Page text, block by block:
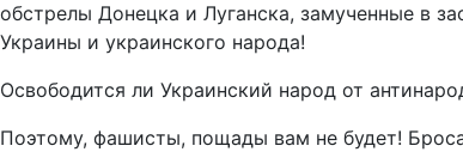
обстрелы Донецка и Луганска, замученные в
Украины и украинского народа!
Освободится ли Украинский народ от
Поэтому, фашисты, пощады вам не будет!